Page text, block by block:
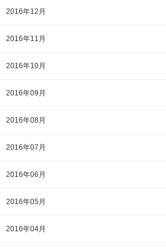
2016年12月
2016年11月
2016年10月
2016年09月
2016年08月
2016年07月
2016年06月
2016年05月
2016年04月